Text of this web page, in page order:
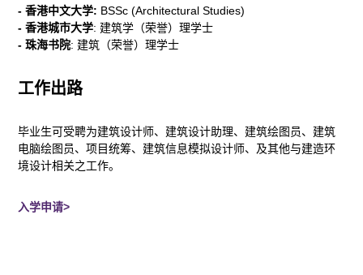
- 香港中文大学: BSSc (Architectural Studies)
-香港城市大学: 建筑学（荣誉）理学士
-珠海书院: 建筑（荣誉）理学士
工作出路
毕业生可受聘为建筑设计师、建筑设计助理、建筑绘图员、建筑
电脑绘图员、项目统筹、建筑信息模拟设计师、及其他与建造环
境设计相关之工作。
入学申请>